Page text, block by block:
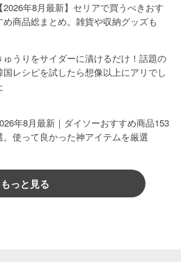
【2026年8月最新】セリアで買うべきおす
め商品総まとめ。雑貨や収納グッズも
ゅうりをサイダーに漬けるだけ！話題の
国レシピを試したら想像以上にアリでし
年8月最新｜ダイソーおすすめ商品153
。使って良かった神アイテムを厳選
もっと見る